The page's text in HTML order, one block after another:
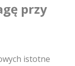
przy
istotne